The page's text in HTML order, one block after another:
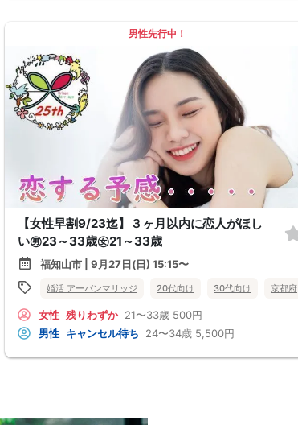
福知山市
男性先行中！
【女性早割9/23迄】３ヶ月以内に恋人がほし
い㊚23～33歳㊛21～33歳
福知山市 | 9月27日(日) 15:15〜
婚活 アーバンマリッジ 20代向け 30代向け 京都府
女性 残りわずか 21〜33歳 500円
男性 キャンセル待ち 24〜34歳 5,500円